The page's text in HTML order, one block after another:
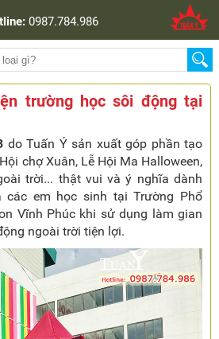
0987.784.986
trường học sôi động tại
do Tuấn Ý sản xuất góp phần tạo
chợ Xuân, Lễ Hội Ma Halloween,
trời... thật vui và ý nghĩa dành
em học sinh tại Trường Phổ
Vĩnh Phúc khi sử dụng làm gian
ngoài trời tiện lợi.